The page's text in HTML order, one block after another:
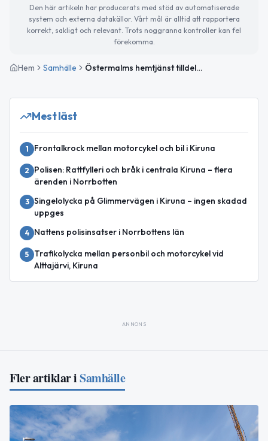
Den här artikeln har producerats med stöd av automatiserade
system och externa datakällor. Vårt mål är alltid att rapportera
korrekt, sakligt och relevant. Trots noggranna kontroller kan fel
förekomma.
Hem Samhälle Östermalms hemtjänst tilldelas hemtjänststipendium för 2025
Mest läst
1 Frontalkrock mellan motorcykel och bil i Kiruna
2
Polisen: Rattfylleri och bråk i centrala Kiruna – flera
ärenden i Norrbotten
3 Singelolycka på Glimmervägen i Kiruna – ingen skadad
uppges
4 Nattens polisinsatser i Norrbottens län
5
Trafikolycka mellan personbil och motorcykel vid
Alttajärvi, Kiruna
ANNONS
Fler artiklar iSamhälle